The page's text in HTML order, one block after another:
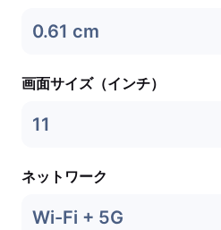
0.61 cm
画面サイズ（インチ）
11
ネットワーク
Wi-Fi + 5G